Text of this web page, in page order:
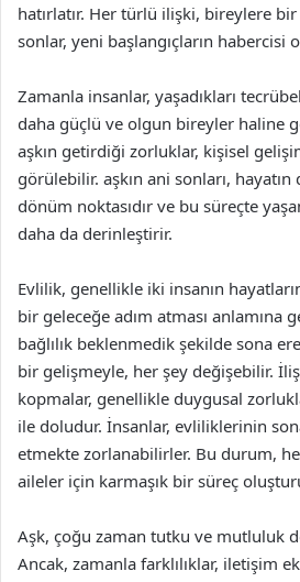
hatırlatır. Her türlü ilişki, bireylere
sonlar, yeni başlangıçların habercisi
Zamanla insanlar, yaşadıkları
daha güçlü ve olgun bireyler haline
aşkın getirdiği zorluklar, kişisel
görülebilir. aşkın ani sonları, hayatın
dönüm noktasıdır ve bu süreçte
daha da derinleştirir.
Evlilik, genellikle iki insanın
bir geleceğe adım atması anlamına
bağlılık beklenmedik şekilde sona
bir gelişmeyle, her şey değişebilir.
kopmalar, genellikle duygusal
ile doludur. İnsanlar, evliliklerinin
etmekte zorlanabilirler. Bu durum,
aileler için karmaşık bir süreç
Aşk, çoğu zaman tutku ve mutluluk
Ancak, zamanla farklılıklar, iletişim